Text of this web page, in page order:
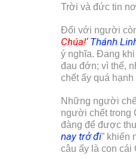
Trời và đức tin
Đối với người
Chúa!‘ Thánh
ý nghĩa. Đang
đau đớn; vì thế,
chết ấy quá hạnh
Những người
người chết trong
đàng để được
nay trở đi” khiến
câu ấy là con cái